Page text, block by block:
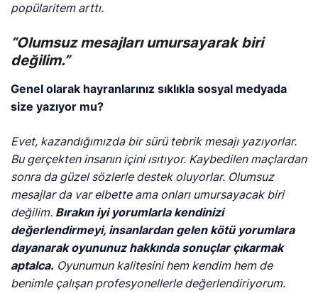
popülaritem arttı.
“Olumsuz mesajları umursayarak biri
değilim.”
Genel olarak hayranlarınız sıklıkla sosyal medyada
size yazıyor mu?
Evet, kazandığımızda bir sürü tebrik mesajı yazıyorlar.
Bu gerçekten insanın içini ısıtıyor. Kaybedilen maçlardan
sonra da güzel sözlerle destek oluyorlar. Olumsuz
mesajlar da var elbette ama onları umursayacak biri
değilim. Bırakın iyi yorumlarla kendinizi
değerlendirmeyi, insanlardan gelen kötü yorumlara
dayanarak oyununuz hakkında sonuçlar çıkarmak
aptalca. Oyunumun kalitesini hem kendim hem de
benimle çalışan profesyonellerle değerlendiriyorum.